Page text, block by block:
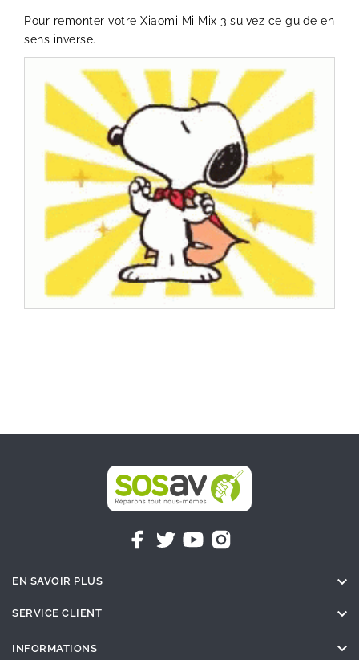
Pour remonter votre Xiaomi Mi Mix 3 suivez ce guide en
sens inverse.
EN SAVOIR PLUS 
SERVICE CLIENT 
INFORMATIONS 